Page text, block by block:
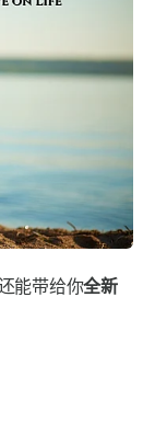
能带给你全新